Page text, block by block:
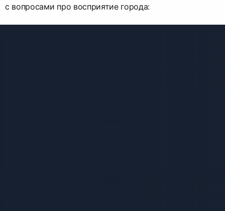
с вопросами про восприятие города: